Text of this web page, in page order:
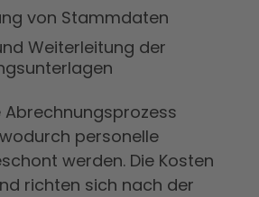
von Stammdaten
Weiterleitung der
Abrechnungsprozess
personelle
werden. Die Kosten
richten sich nach der